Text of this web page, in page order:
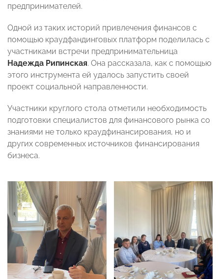
предпринимателей.
Одной из таких историй привлечения финансов с
помощью краудфандинговых платформ поделилась с
участниками встречи предпринимательница
Надежда Рипинская. Она рассказала, как с помощью
этого инструмента ей удалось запустить своей
проект социальной направленности.
Участники круглого стола отметили необходимость
подготовки специалистов для финансового рынка со
знаниями не только краудфинансирования, но и
других современных источников финансирования
бизнеса.